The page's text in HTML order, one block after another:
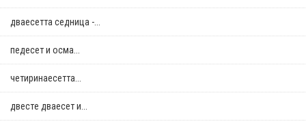
дваесетта седница -...
педесет и осма...
четиринаесетта...
двестe дваесет и...